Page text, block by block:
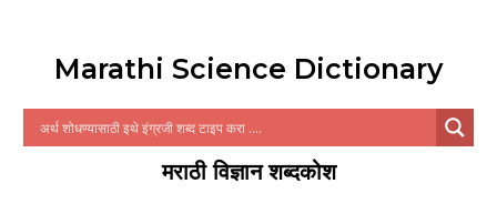
Marathi Science Dictionary
मराठी विज्ञान शब्दकोश